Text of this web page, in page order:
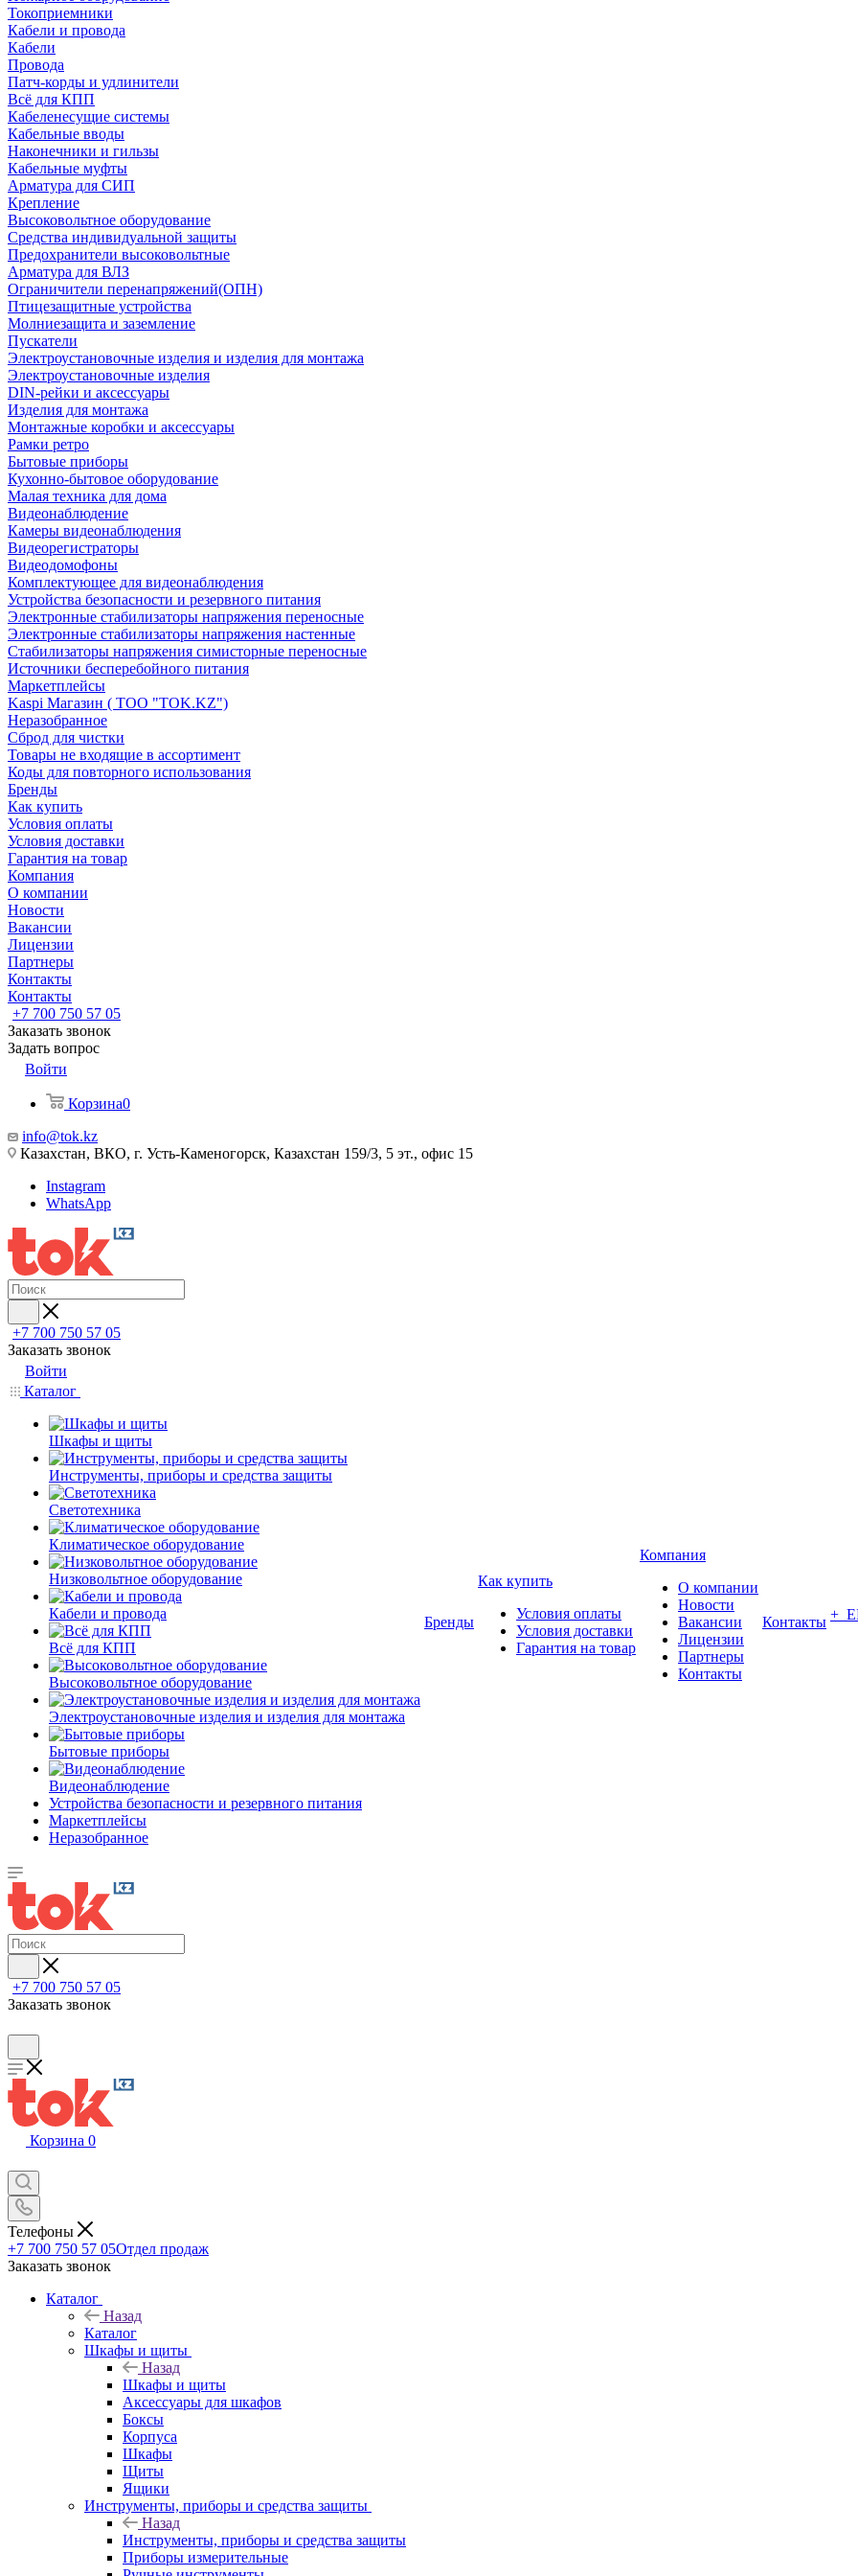
Токоприемники
Кабели и провода
Кабели
Провода
Патч-корды и удлинители
Всё для КПП
Кабеленесущие системы
Кабельные вводы
Наконечники и гильзы
Кабельные муфты
Арматура для СИП
Крепление
Высоковольтное оборудование
Средства индивидуальной защиты
Предохранители высоковольтные
Арматура для ВЛЗ
Ограничители перенапряжений(ОПН)
Птицезащитные устройства
Молниезащита и заземление
Пускатели
Электроустановочные изделия и изделия для монтажа
Электроустановочные изделия
DIN-рейки и аксессуары
Изделия для монтажа
Монтажные коробки и аксессуары
Рамки ретро
Бытовые приборы
Кухонно-бытовое оборудование
Малая техника для дома
Видеонаблюдение
Камеры видеонаблюдения
Видеорегистраторы
Видеодомофоны
Комплектующее для видеонаблюдения
Устройства безопасности и резервного питания
Электронные стабилизаторы напряжения переносные
Электронные стабилизаторы напряжения настенные
Стабилизаторы напряжения симисторные переносные
Источники бесперебойного питания
Маркетплейсы
Kaspi Магазин ( ТОО "TOK.KZ")
Неразобранное
Сброд для чистки
Товары не входящие в ассортимент
Коды для повторного использования
Бренды
Как купить
Условия оплаты
Условия доставки
Гарантия на товар
Компания
О компании
Новости
Вакансии
Лицензии
Партнеры
Контакты
Контакты
+7 700 750 57 05
Заказать звонок
Задать вопрос
Войти
Корзина0
info@tok.kz
Казахстан, ВКО, г. Усть-Каменогорск, Казахстан 159/3, 5 эт., офис 15
Instagram
WhatsApp
+7 700 750 57 05
Заказать звонок
Войти
Каталог
Шкафы и щиты
Инструменты, приборы и средства защиты
Светотехника
Климатическое оборудование
Низковольтное оборудование
Кабели и провода
Всё для КПП
Высоковольтное оборудование
Электроустановочные изделия и изделия для монтажа
Бытовые приборы
Видеонаблюдение
Устройства безопасности и резервного питания
Маркетплейсы
Неразобранное
Бренды
Как купить
Условия оплаты
Условия доставки
Гарантия на товар
Компания
О компании
Новости
Вакансии
Лицензии
Партнеры
Контакты
Контакты +
+7 700 750 57 05
Заказать звонок
Корзина 0
Телефоны
+7 700 750 57 05Отдел продаж
Заказать звонок
Каталог
Назад
Каталог
Шкафы и щиты
Назад
Шкафы и щиты
Аксессуары для шкафов
Боксы
Корпуса
Шкафы
Щиты
Ящики
Инструменты, приборы и средства защиты
Назад
Инструменты, приборы и средства защиты
Приборы измерительные